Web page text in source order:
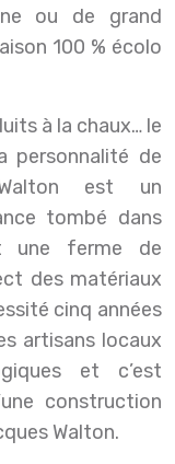
ou de grand
100 % écolo
à la chaux… le
personnalité de
est un
tombé dans
une ferme de
des matériaux
cinq années
artisans locaux
et c’est
construction
Walton.